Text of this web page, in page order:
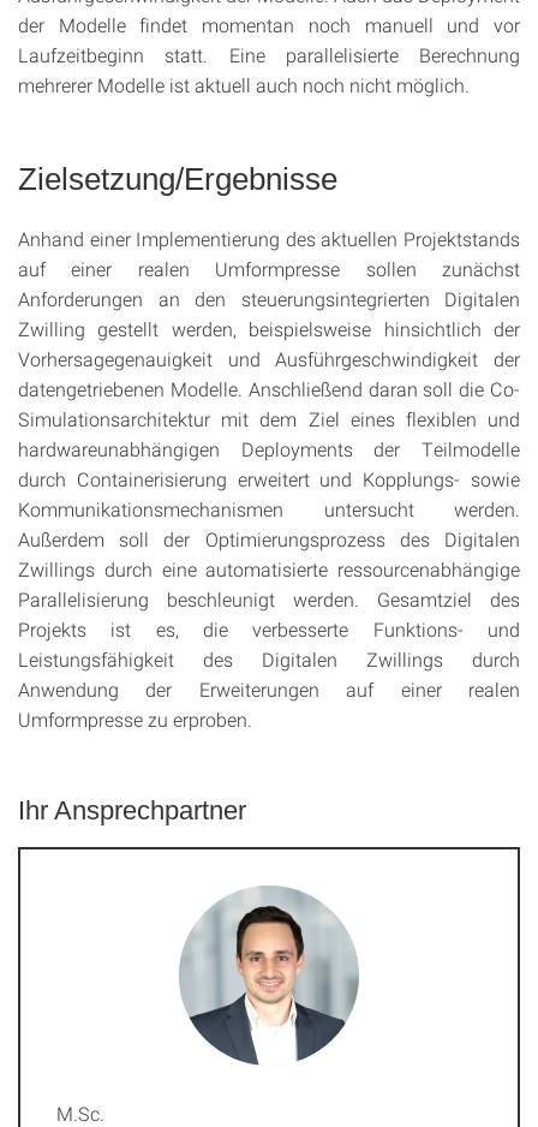
der Modelle findet momentan noch manuell und vor
Laufzeitbeginn statt. Eine parallelisierte Berechnung
mehrerer Modelle ist aktuell auch noch nicht möglich.
Zielsetzung/Ergebnisse
Anhand einer Implementierung des aktuellen Projektstands
auf einer realen Umformpresse sollen zunächst
Anforderungen an den steuerungsintegrierten Digitalen
Zwilling gestellt werden, beispielsweise hinsichtlich der
Vorhersagegenauigkeit und Ausführgeschwindigkeit der
datengetriebenen Modelle. Anschließend daran soll die Co-
Simulationsarchitektur mit dem Ziel eines flexiblen und
hardwareunabhängigen Deployments der Teilmodelle
durch Containerisierung erweitert und Kopplungs- sowie
Kommunikationsmechanismen untersucht werden.
Außerdem soll der Optimierungsprozess des Digitalen
Zwillings durch eine automatisierte ressourcenabhängige
Parallelisierung beschleunigt werden. Gesamtziel des
Projekts ist es, die verbesserte Funktions- und
Leistungsfähigkeit des Digitalen Zwillings durch
Anwendung der Erweiterungen auf einer realen
Umformpresse zu erproben.
Ihr Ansprechpartner
M.Sc.